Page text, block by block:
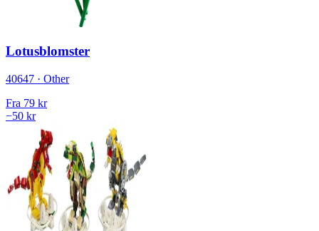
Lotusblomster
40647 · Other
Fra 79 kr
−50 kr